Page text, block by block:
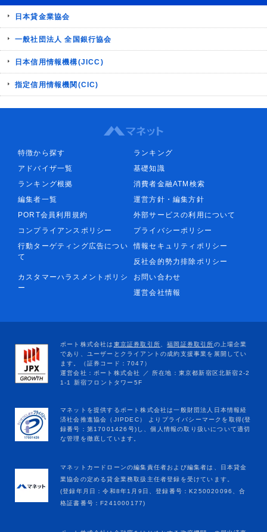
日本貸金業協会
一般社団法人 全国銀行協会
日本信用情報機構(JICC)
指定信用情報機関(CIC)
特徴から探す
ランキング
アドバイザ一覧
基礎知識
ランキング根拠
消費者金融ATM検索
編集者一覧
運営方針・編集方針
PORT会員利用規約
外部サービスの利用について
コンプライアンスポリシー
プライバシーポリシー
行動ターゲティング広告につい
て
情報セキュリティポリシー
反社会的勢力排除ポリシー
カスタマーハラスメントポリシ
ー
お問い合わせ
運営会社情報
マネットカードローンの編集責任者および編集者は、日本貸金
業協会の定める貸金業務取扱主任者登録を受けています。
(登録年月日：令和8年1月9日、登録番号：K250020096、合
格証書番号：F241000177)